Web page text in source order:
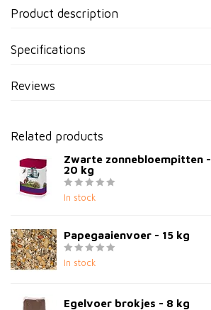
Product description
Specifications
Reviews
Related products
Zwarte zonnebloempitten -
20 kg
In stock
Papegaaienvoer - 15 kg
In stock
Egelvoer brokjes - 8 kg